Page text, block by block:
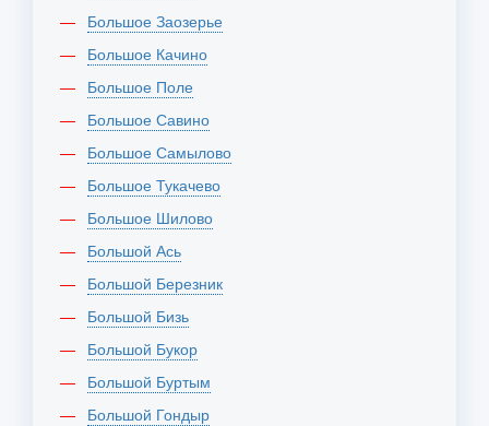
Большое Заозерье
Большое Качино
Большое Поле
Большое Савино
Большое Самылово
Большое Тукачево
Большое Шилово
Большой Ась
Большой Березник
Большой Бизь
Большой Букор
Большой Буртым
Большой Гондыр